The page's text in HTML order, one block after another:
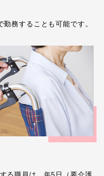
務することも可能です。